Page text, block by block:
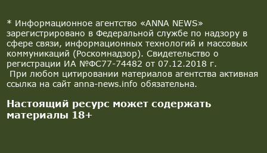
* Информационное агентство «ANNA NEWS»
зарегистрировано в Федеральной службе по надзору в
сфере связи, информационных технологий и массовых
коммуникаций (Роскомнадзор). Свидетельство о
регистрации ИА №ФС77-74482 от 07.12.2018 г.
При любом цитировании материалов агентства активная
ссылка на сайт anna-news.info обязательна.
Настоящий ресурс может содержать
материалы 18+